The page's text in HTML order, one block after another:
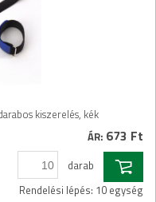
kiszerelés, kék
ÁR: 673 Ft
darab
Rendelési lépés: 10 egység